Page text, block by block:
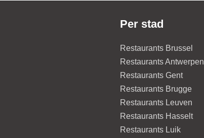
Per stad
Restaurants Brussel
Restaurants Antwerpen
Restaurants Gent
Restaurants Brugge
Restaurants Leuven
Restaurants Hasselt
Restaurants Luik